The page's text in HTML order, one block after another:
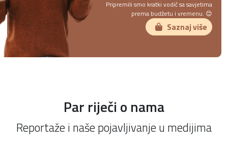
Pripremili smo kratki vodič sa savjetima
prema budžetu i vremenu. 😊
Saznaj više
Par riječi o nama
Reportaže i naše pojavljivanje u medijima